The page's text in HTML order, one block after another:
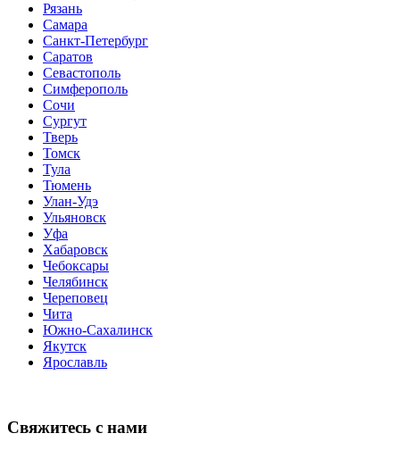
Рязань
Самара
Санкт-Петербург
Саратов
Севастополь
Симферополь
Сочи
Сургут
Тверь
Томск
Тула
Тюмень
Улан-Удэ
Ульяновск
Уфа
Хабаровск
Чебоксары
Челябинск
Череповец
Чита
Южно-Сахалинск
Якутск
Ярославль
Свяжитесь с нами